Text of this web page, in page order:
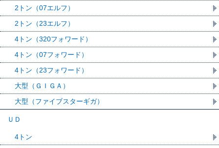
2トン（07エルフ）
2トン（23エルフ）
4トン（320フォワード）
4トン（07フォワード）
4トン（23フォワード）
大型（ＧＩＧＡ）
大型（ファイブスターギガ）
ＵＤ
4トン